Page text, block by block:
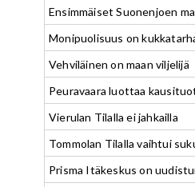
Ensimmäiset Suonenjoen
Monipuolisuus on
Vehviläinen on maan viljelijä
Peuravaara luottaa
Vierulan Tilalla ei jahkailla
Tommolan Tilalla vaihtui
Prisma Itäkeskus on